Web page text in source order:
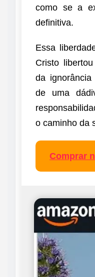
como se a
definitiva.
Essa
Cristo
da
de uma
o caminho da
Comprar